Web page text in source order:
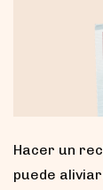
Hacer un
puede